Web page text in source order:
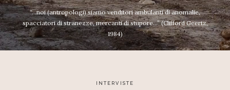
“...noi (antropologi) siamo venditori ambulanti di anomalie,
spacciatori di stranezze, mercanti di stupore...” (Clifford Geertz,
1984)
INTERVISTE